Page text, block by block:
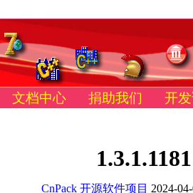
文档中心 捐助我们 开
1.3.1.1181
CnPack 开源软件项目 2024-